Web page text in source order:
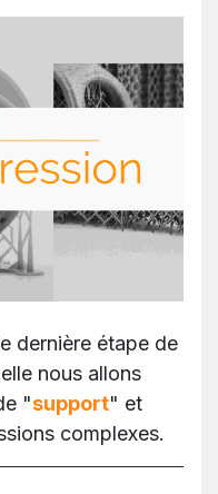
dernière étape de
nous allons
"support" et
complexes.